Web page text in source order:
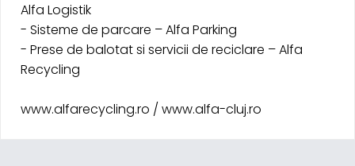
Alfa Logistik
- Sisteme de parcare – Alfa Parking
- Prese de balotat si servicii de reciclare – Alfa
Recycling
www.alfarecycling.ro / www.alfa-cluj.ro